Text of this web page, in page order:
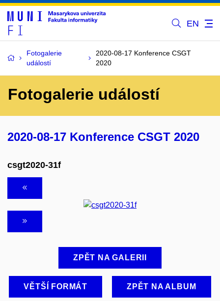
EN
Fotogalerie
událostí
2020-08-17 Konference CSGT
2020
Fotogalerie událostí
2020-08-17 Konference CSGT 2020
csgt2020-31f
ZPĚT NA GALERII
VĚTŠÍ FORMÁT ZPĚT NA ALBUM